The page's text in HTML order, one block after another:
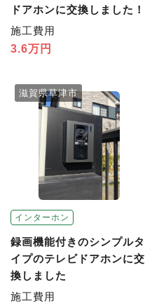
ドアホンに交換しました！
施工費用
3.6万円
インターホン
滋賀県草津市
録画機能付きのシンプルタ
イプのテレビドアホンに交
換しました
施工費用